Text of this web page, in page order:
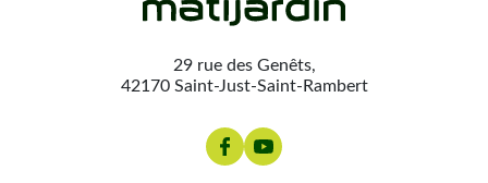
29 rue des Genêts,
42170 Saint-Just-Saint-Rambert